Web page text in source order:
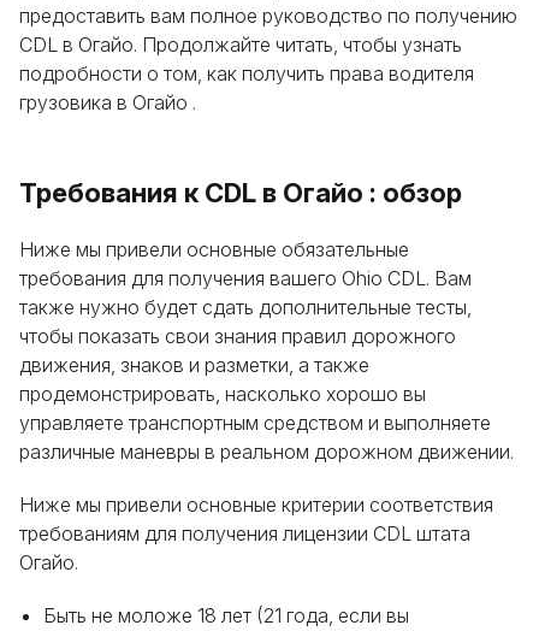
предоставить вам полное руководство по получению
CDL в Огайо. Продолжайте читать, чтобы узнать
подробности о том, как получить права водителя
грузовика в Огайо .
Требования к CDL в Огайо : обзор
Ниже мы привели основные обязательные
требования для получения вашего Ohio CDL. Вам
также нужно будет сдать дополнительные тесты,
чтобы показать свои знания правил дорожного
движения, знаков и разметки, а также
продемонстрировать, насколько хорошо вы
управляете транспортным средством и выполняете
различные маневры в реальном дорожном движении.
Ниже мы привели основные критерии соответствия
требованиям для получения лицензии CDL штата
Огайо.
Быть не моложе 18 лет (21 года, если вы